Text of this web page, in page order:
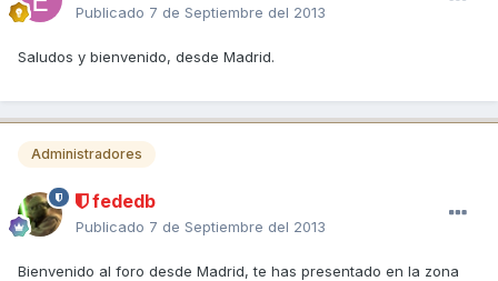
Publicado 7 de Septiembre del 2013
Saludos y bienvenido, desde Madrid.
Administradores
fededb
Publicado 7 de Septiembre del 2013
Bienvenido al foro desde Madrid, te has presentado en la zona